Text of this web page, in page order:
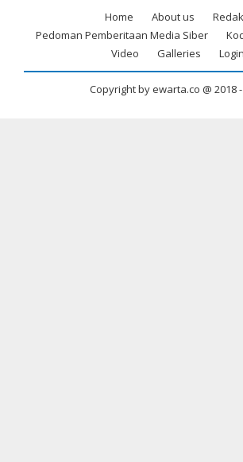
Footer
Home About us
Pedoman Pemberitaan Media Siber
Video
Galleries Login
Copyright by ewarta.co @ 2018 -